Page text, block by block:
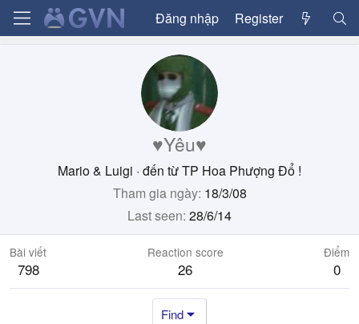
Đăng nhập Register
♥Yêu♥
Mario & Luigi · đến từTP Hoa Phượng Đổ !
Tham gia ngày 18/3/08
Last seen 28/6/14
Bài viết
798
Reaction score
26
Điểm
0
Find